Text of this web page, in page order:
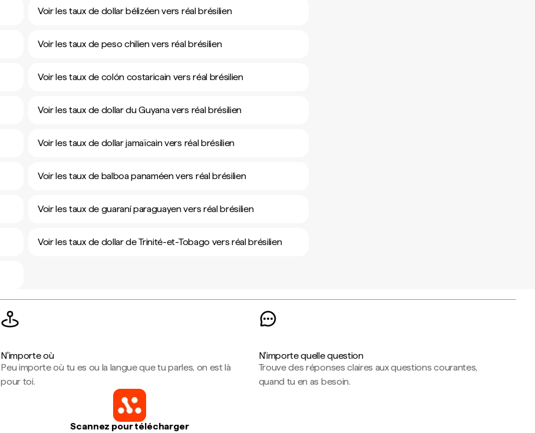
Voir les taux de dollar bélizéen vers réal brésilien
Voir les taux de peso chilien vers réal brésilien
Voir les taux de colón costaricain vers réal brésilien
Voir les taux de dollar du Guyana vers réal brésilien
Voir les taux de dollar jamaïcain vers réal brésilien
Voir les taux de balboa panaméen vers réal brésilien
Voir les taux de guaraní paraguayen vers réal brésilien
Voir les taux de dollar de Trinité-et-Tobago vers réal brésilien
N'importe où
Peu importe où tu es ou la langue que tu parles, on est là
pour toi.
N'importe quelle question
Trouve des réponses claires aux questions courantes,
quand tu en as besoin.
Scannez pour télécharger